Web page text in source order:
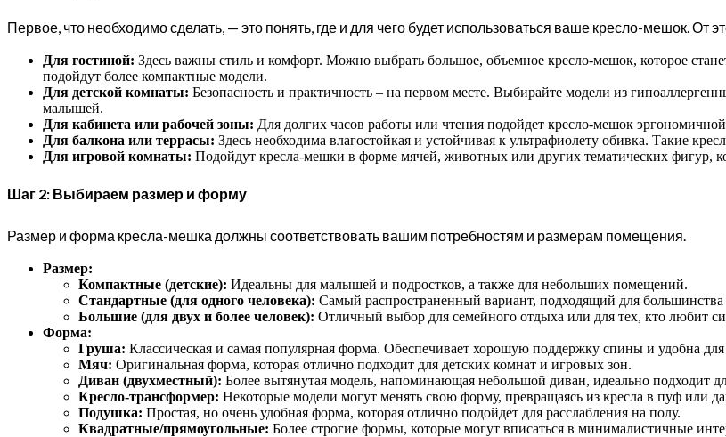
Первое, что необходимо сделать, — это понять, где и для чего будет использоваться ваше кресло-мешок. От
Для гостиной: Здесь важны стиль и комфорт. Можно выбрать большое, объемное кресло-мешок, которое
подойдут более компактные модели.
Для детской комнаты: Безопасность и практичность – на первом месте. Выбирайте модели из
малышей.
Для кабинета или рабочей зоны: Для долгих часов работы или чтения подойдет кресло-мешок
Для балкона или террасы: Здесь необходима влагостойкая и устойчивая к ультрафиолету обивка. Такие
Для игровой комнаты: Подойдут кресла-мешки в форме мячей, животных или других тематических фигур,
Шаг 2: Выбираем размер и форму
Размер и форма кресла-мешка должны соответствовать вашим потребностям и размерам помещения.
Размер:
Компактные (детские): Идеальны для малышей и подростков, а также для небольших помещений.
Стандартные (для одного человека): Самый распространенный вариант, подходящий для большинства
Большие (для двух и более человек): Отличный выбор для семейного отдыха или для тех, кто любит
Форма:
Груша: Классическая и самая популярная форма. Обеспечивает хорошую поддержку спины и удобна
Мяч: Оригинальная форма, которая отлично подходит для детских комнат и игровых зон.
Диван (двухместный): Более вытянутая модель, напоминающая небольшой диван, идеально подходит
Кресло-трансформер: Некоторые модели могут менять свою форму, превращаясь из кресла в пуф или
Подушка: Простая, но очень удобная форма, которая отлично подойдет для расслабления на полу.
Квадратные/прямоугольные: Более строгие формы, которые могут вписаться в минималистичные